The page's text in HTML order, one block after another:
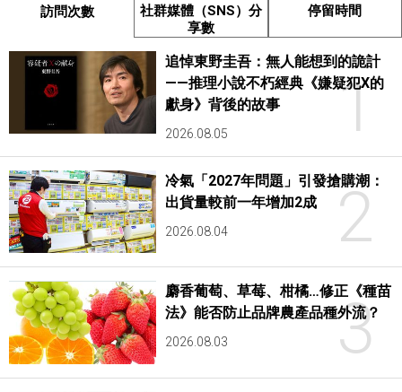
訪問次數
社群媒體（SNS）分
享數
停留時間
1
追悼東野圭吾：無人能想到的詭計
——推理小說不朽經典《嫌疑犯X的
獻身》背後的故事
2026.08.05
2
冷氣「2027年問題」引發搶購潮：
出貨量較前一年增加2成
2026.08.04
3
麝香葡萄、草莓、柑橘…修正《種苗
法》能否防止品牌農產品種外流？
2026.08.03